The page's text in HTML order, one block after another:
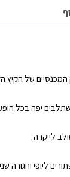
של הקיץ
יפה בכל
לייקרה
ליופי וחגורה